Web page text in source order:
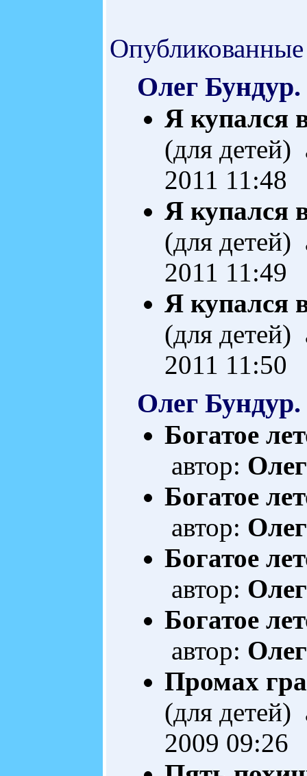
Олег
Я купался
(для детей)
2011 11:48
Я купался
(для детей)
2011 11:49
Я купался
(для детей)
2011 11:50
Олег Бундур.
Богатое
автор:
Богатое
автор:
Богатое
автор:
Богатое
автор:
Промах
(для детей)
2009 09:26